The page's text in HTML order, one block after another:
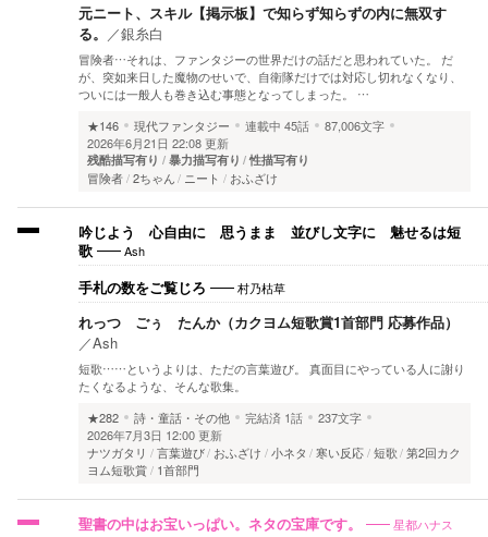
元ニート、スキル【掲示板】で知らず知らずの内に無双す
る。 ／銀糸白
冒険者…それは、ファンタジーの世界だけの話だと思われていた。 だ
が、突如来日した魔物のせいで、自衛隊だけでは対応し切れなくなり、
ついには一般人も巻き込む事態となってしまった。 …
★146
現代ファンタジー 連載中 45話
87,006文字
2026年6月21日 22:08 更新
残酷描写有り 暴力描写有り 性描写有り
冒険者 2ちゃん ニート おふざけ
吟じよう 心自由に 思うまま 並びし文字に 魅せるは短
歌
Ash
手札の数をご覧じろ 村乃枯草
れっつ ごぅ たんか（カクヨム短歌賞1首部門 応募作品）
／Ash
短歌……というよりは、ただの言葉遊び。 真面目にやっている人に謝り
たくなるような、そんな歌集。
★282
詩・童話・その他 完結済 1話
237文字
2026年7月3日 12:00 更新
ナツガタリ
言葉遊び おふざけ 小ネタ 寒い反応 短歌 第2回カク
ヨム短歌賞
1首部門
聖書の中はお宝いっぱい。ネタの宝庫です。 星都ハナス